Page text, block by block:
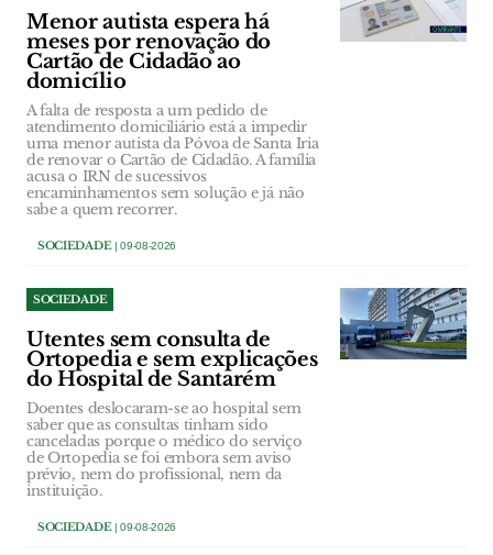
Menor autista espera há
meses por renovação do
Cartão de Cidadão ao
domicílio
A falta de resposta a um pedido de
atendimento domiciliário está a impedir
uma menor autista da Póvoa de Santa Iria
de renovar o Cartão de Cidadão. A família
acusa o IRN de sucessivos
encaminhamentos sem solução e já não
sabe a quem recorrer.
SOCIEDADE| 09-08-2026
SOCIEDADE
Utentes sem consulta de
Ortopedia e sem explicações
do Hospital de Santarém
Doentes deslocaram-se ao hospital sem
saber que as consultas tinham sido
canceladas porque o médico do serviço
de Ortopedia se foi embora sem aviso
prévio, nem do profissional, nem da
instituição.
SOCIEDADE| 09-08-2026